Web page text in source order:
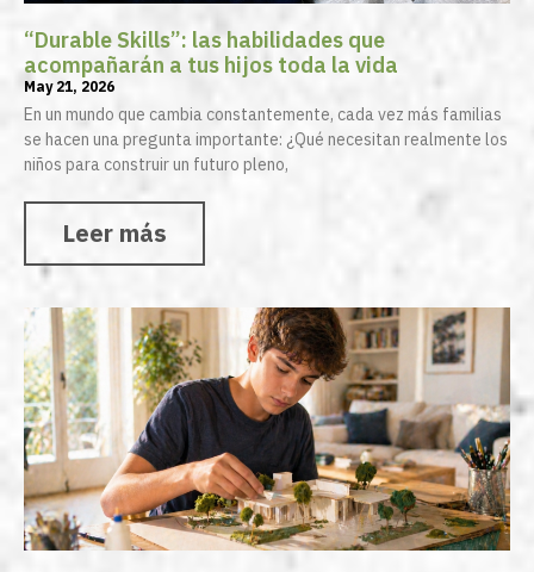
“Durable Skills”: las habilidades que
acompañarán a tus hijos toda la vida
May 21, 2026
En un mundo que cambia constantemente, cada vez más familias
se hacen una pregunta importante: ¿Qué necesitan realmente los
niños para construir un futuro pleno,
Leer más